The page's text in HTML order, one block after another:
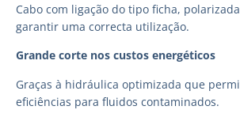
Cabo com ligação do tipo ficha,
garantir uma correcta utilização.
Grande corte nos custos energéticos
Graças à hidráulica optimizada que
eficiências para fluidos contaminados.